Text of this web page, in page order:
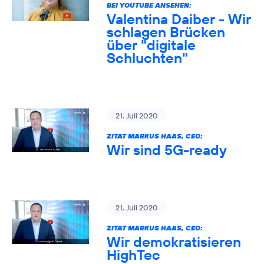
BEI YOUTUBE ANSEHEN:
Valentina Daiber - Wir
schlagen Brücken
über "digitale
Schluchten"
21. Juli 2020
ZITAT MARKUS HAAS, CEO:
Wir sind 5G-ready
21. Juli 2020
ZITAT MARKUS HAAS, CEO:
Wir demokratisieren
HighTec